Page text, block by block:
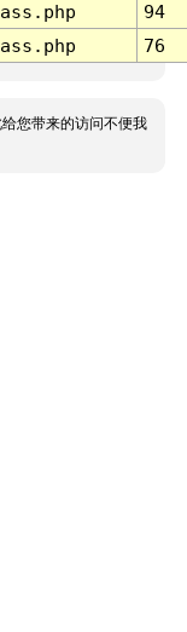
94
76
您带来的访问不便我